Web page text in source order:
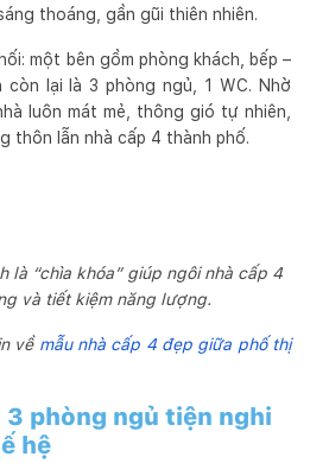
thoáng, gần gũi thiên nhiên.
một bên gồm phòng khách, bếp –
lại là 3 phòng ngủ, 1 WC. Nhờ
luôn mát mẻ, thông gió tự nhiên,
thôn lẫn nhà cấp 4 thành phố.
là “chìa khóa” giúp ngôi nhà cấp 4
và tiết kiệm năng lượng.
về mẫu nhà cấp 4 đẹp giữa phố thị
3 phòng ngủ tiện nghi
hệ